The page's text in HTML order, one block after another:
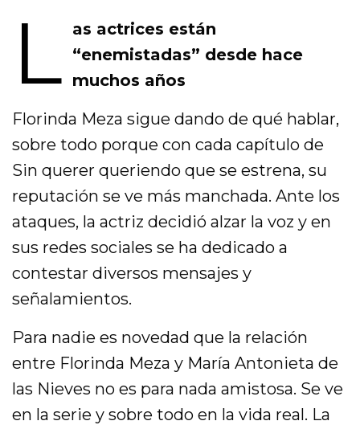
L as actrices están
“enemistadas” desde hace
muchos años
Florinda Meza sigue dando de qué hablar,
sobre todo porque con cada capítulo de
Sin querer queriendo que se estrena, su
reputación se ve más manchada. Ante los
ataques, la actriz decidió alzar la voz y en
sus redes sociales se ha dedicado a
contestar diversos mensajes y
señalamientos.
Para nadie es novedad que la relación
entre Florinda Meza y María Antonieta de
las Nieves no es para nada amistosa. Se ve
en la serie y sobre todo en la vida real. La